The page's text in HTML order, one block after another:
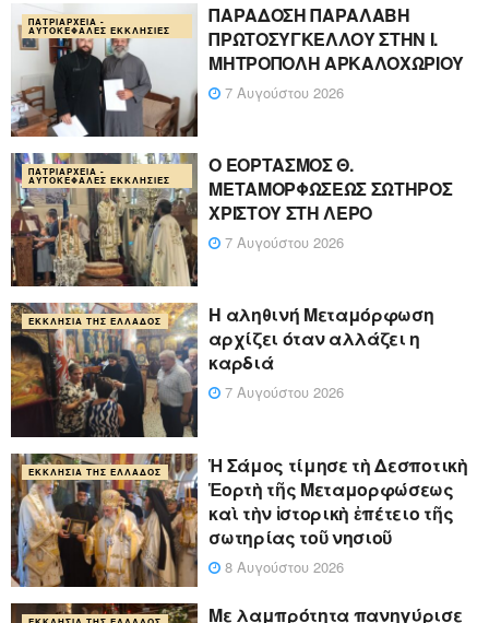
ΠΑΤΡΙΑΡΧΕΊΑ -
ΑΥΤΟΚΈΦΑΛΕΣ ΕΚΚΛΗΣΊΕΣ
ΠΑΡΑΔΟΣΗ ΠΑΡΑΛΑΒΗ
ΠΡΩΤΟΣΥΓΚΕΛΛΟΥ ΣΤΗΝ Ι.
ΜΗΤΡΟΠΟΛΗ ΑΡΚΑΛΟΧΩΡΙΟΥ
7 Αυγούστου 2026
ΠΑΤΡΙΑΡΧΕΊΑ -
ΑΥΤΟΚΈΦΑΛΕΣ ΕΚΚΛΗΣΊΕΣ
Ο ΕΟΡΤΑΣΜΟΣ Θ.
ΜΕΤΑΜΟΡΦΩΣΕΩΣ ΣΩΤΗΡΟΣ
ΧΡΙΣΤΟΥ ΣΤΗ ΛΕΡΟ
7 Αυγούστου 2026
ΕΚΚΛΗΣΊΑ ΤΗΣ ΕΛΛΆΔΟΣ
Η αληθινή Μεταμόρφωση
αρχίζει όταν αλλάζει η
καρδιά
7 Αυγούστου 2026
ΕΚΚΛΗΣΊΑ ΤΗΣ ΕΛΛΆΔΟΣ
Ἡ Σάμος τίμησε τὴ Δεσποτικὴ
Ἑορτὴ τῆς Μεταμορφώσεως
καὶ τὴν ἱστορικὴ ἐπέτειο τῆς
σωτηρίας τοῦ νησιοῦ
8 Αυγούστου 2026
Με λαμπρότητα πανηγύρισε